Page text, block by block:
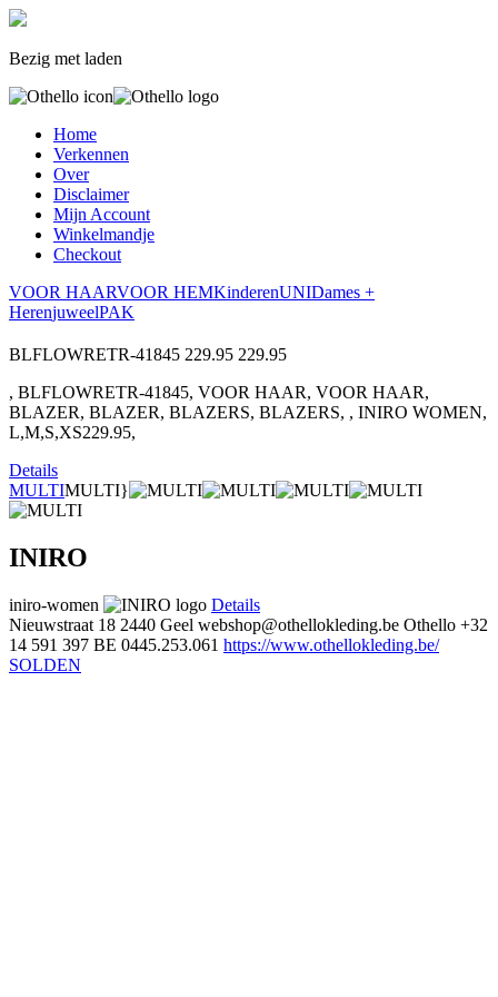
Bezig met laden
Home
Verkennen
Over
Disclaimer
Mijn Account
Winkelmandje
Checkout
VOOR HAARVOOR HEMKinderenUNIDames +
HerenjuweelPAK
BLFLOWRETR-41845 229.95 229.95
, BLFLOWRETR-41845, VOOR HAAR, VOOR HAAR,
BLAZER, BLAZER, BLAZERS, BLAZERS, , INIRO WOMEN,
L,M,S,XS229.95,
Details
MULTIMULTI}
INIRO
iniro-women
Details
Nieuwstraat 18 2440 Geel webshop@othellokleding.be Othello +32
14 591 397 BE 0445.253.061 https://www.othellokleding.be/
SOLDEN